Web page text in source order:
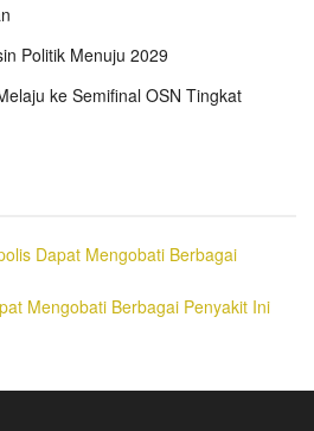
Politik Menuju 2029
ke Semifinal OSN Tingkat
Dapat Mengobati Berbagai
Mengobati Berbagai Penyakit Ini